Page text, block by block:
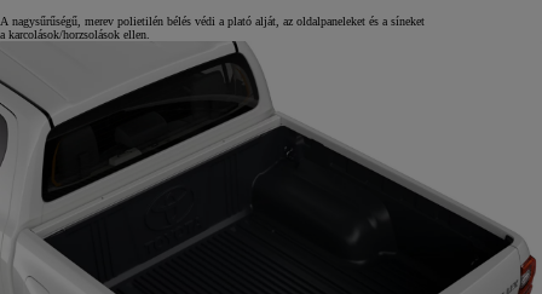
A nagysűrűségű, merev polietilén bélés védi a plató alját, az oldalpaneleket és a síneket
a karcolások/horzsolások ellen.